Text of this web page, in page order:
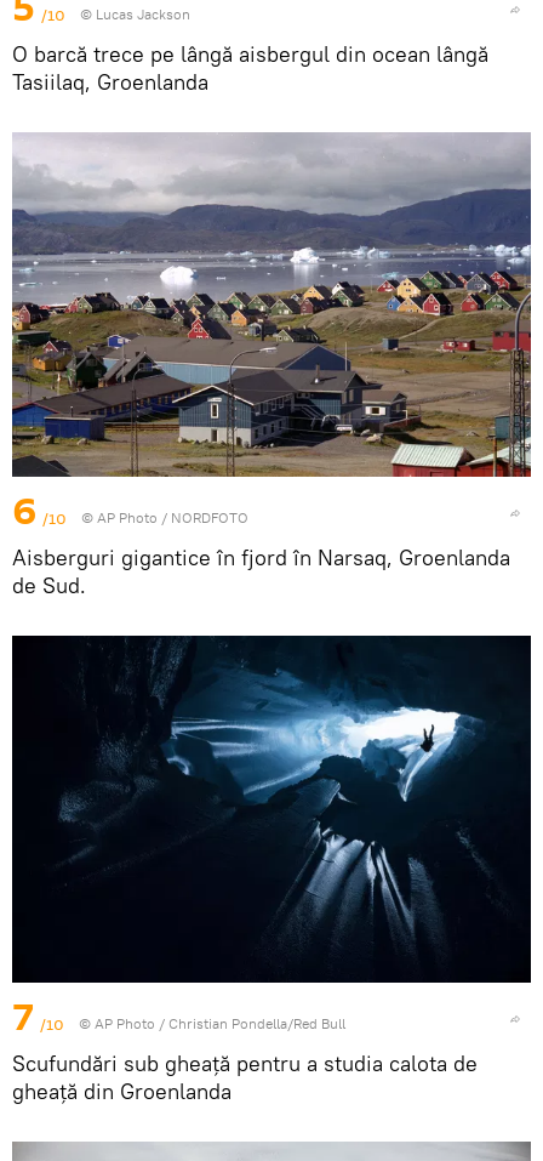
/10 © Lucas Jackson
O barcă trece pe lângă aisbergul din ocean lângă
Tasiilaq, Groenlanda
6 /10 © AP Photo / NORDFOTO
Aisberguri gigantice în fjord în Narsaq, Groenlanda
de Sud.
7 /10 © AP Photo / Christian Pondella/Red Bull
Scufundări sub gheață pentru a studia calota de
gheață din Groenlanda